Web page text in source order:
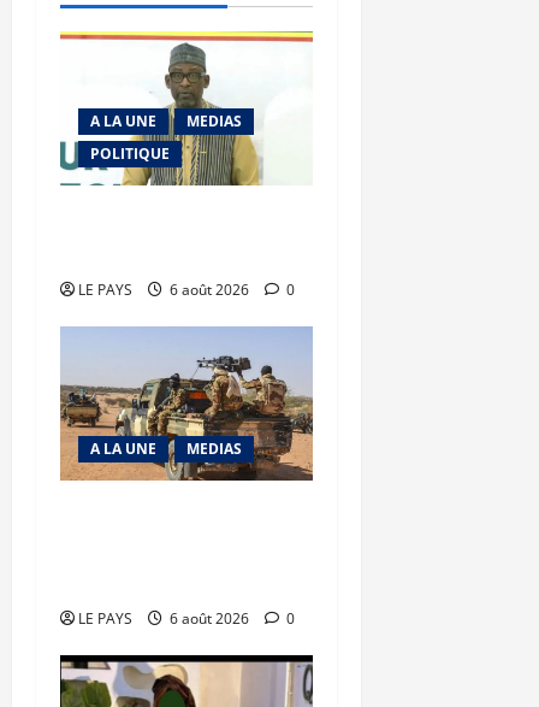
A LA UNE
MEDIAS
POLITIQUE
LE PAYS 6 août 2026 0
A LA UNE MEDIAS
LE PAYS 6 août 2026 0